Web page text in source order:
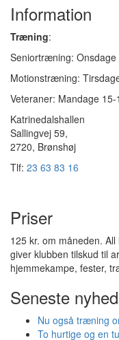
Information
Træning:
Seniortræning:
Motionstræning:
Veteraner: Mandage
Katrinedalshallen
Sallingvej 59,
2720, Brønshøj
Tlf: 23 63 83 16
Priser
125 kr. om måneden. All
giver klubben tilskud til
hjemmekampe, fester,
Seneste
Nu også træning
To hurtige og en